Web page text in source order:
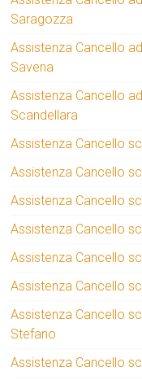
Saragozza
Assistenza Cancello
Savena
Assistenza Cancello
Scandellara
Assistenza Cancello
Assistenza Cancello
Assistenza Cancello
Assistenza Cancello
Assistenza Cancello
Assistenza Cancello
Assistenza Cancello
Stefano
Assistenza Cancello